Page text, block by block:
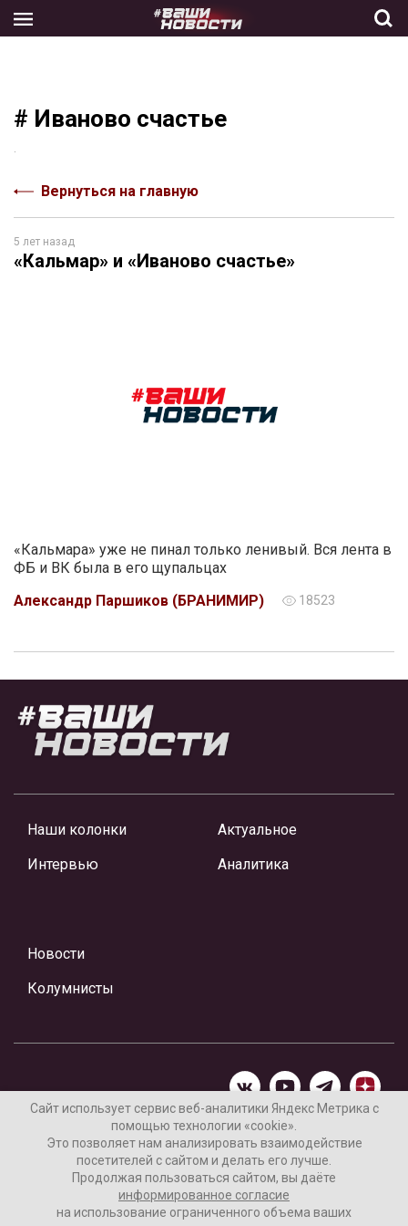
the
# Иваново счастье
Вернуться на главную
5 лет назад
«Кальмар» и «Иваново счастье»
«Кальмара» уже не пинал только ленивый. Вся лента в
ФБ и ВК была в его щупальцах
Александр Паршиков (БРАНИМИР)
18523
Наши колонки
Интервью
Актуальное
Аналитика
Новости
Колумнисты
Материалы предоставлены редакцией Интернет-газеты
«Ваши новости»
Нашли ошибку? Выделите ее и нажмите Ctrl+Enter
Сайт использует сервис веб-аналитики Яндекс Метрика с
помощью технологии «cookie».
Это позволяет нам анализировать взаимодействие
посетителей с сайтом и делать его лучше.
Продолжая пользоваться сайтом, вы даёте
информированное согласие
на использование ограниченного объема ваших